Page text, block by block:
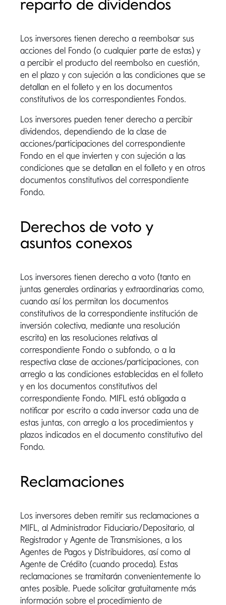
reparto de dividendos
Los inversores tienen derecho a reembolsar sus
acciones del Fondo (o cualquier parte de estas) y
a percibir el producto del reembolso en cuestión,
en el plazo y con sujeción a las condiciones que se
detallan en el folleto y en los documentos
constitutivos de los correspondientes Fondos.
Los inversores pueden tener derecho a percibir
dividendos, dependiendo de la clase de
acciones/participaciones del correspondiente
Fondo en el que invierten y con sujeción a las
condiciones que se detallan en el folleto y en otros
documentos constitutivos del correspondiente
Fondo.
Derechos de voto y
asuntos conexos
Los inversores tienen derecho a voto (tanto en
juntas generales ordinarias y extraordinarias como,
cuando así los permitan los documentos
constitutivos de la correspondiente institución de
inversión colectiva, mediante una resolución
escrita) en las resoluciones relativas al
correspondiente Fondo o subfondo, o a la
respectiva clase de acciones/participaciones, con
arreglo a las condiciones establecidas en el folleto
y en los documentos constitutivos del
correspondiente Fondo. MIFL está obligada a
notificar por escrito a cada inversor cada una de
estas juntas, con arreglo a los procedimientos y
plazos indicados en el documento constitutivo del
Fondo.
Reclamaciones
Los inversores deben remitir sus reclamaciones a
MIFL, al Administrador Fiduciario/Depositario, al
Registrador y Agente de Transmisiones, a los
Agentes de Pagos y Distribuidores, así como al
Agente de Crédito (cuando proceda). Estas
reclamaciones se tramitarán convenientemente lo
antes posible. Puede solicitar gratuitamente más
información sobre el procedimiento de